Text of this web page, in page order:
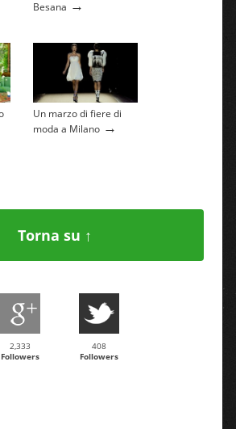
Besana →
Un marzo di fiere di
moda a Milano→
Torna su ↑
2,333
Followers
408
Followers